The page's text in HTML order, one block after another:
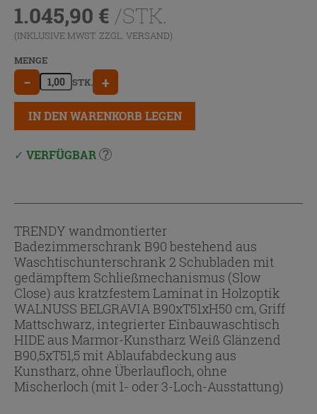
1.045,90 € /STK.
(INKLUSIVE MWST. ZZGL. VERSAND)
MENGE
− STK. +
IN DEN WARENKORB LEGEN
VERFÜGBAR
TRENDY wandmontierter
Badezimmerschrank B90 bestehend aus
Waschtischunterschrank 2 Schubladen mit
gedämpftem Schließmechanismus (Slow
Close) aus kratzfestem Laminat in Holzoptik
WALNUSS BELGRAVIA B90xT51xH50 cm, Griff
Mattschwarz, integrierter Einbauwaschtisch
HIDE aus Marmor-Kunstharz Weiß Glänzend
B90,5xT51,5 mit Ablaufabdeckung aus
Kunstharz, ohne Überlaufloch, ohne
Mischerloch (mit 1- oder 3-Loch-Ausstattung)